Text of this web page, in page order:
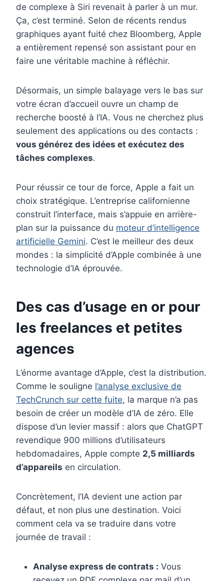
de complexe à Siri revenait à parler à un mur.
Ça, c’est terminé. Selon de récents rendus
graphiques ayant fuité chez Bloomberg, Apple
a entièrement repensé son assistant pour en
faire une véritable machine à réfléchir.
Désormais, un simple balayage vers le bas sur
votre écran d’accueil ouvre un champ de
recherche boosté à l’IA. Vous ne cherchez plus
seulement des applications ou des contacts :
vous générez des idées et exécutez des
tâches complexes.
Pour réussir ce tour de force, Apple a fait un
choix stratégique. L’entreprise californienne
construit l’interface, mais s’appuie en arrière-
plan sur la puissance du moteur d’intelligence
artificielle Gemini. C’est le meilleur des deux
mondes : la simplicité d’Apple combinée à une
technologie d’IA éprouvée.
Des cas d’usage en or pour
les freelances et petites
agences
L’énorme avantage d’Apple, c’est la distribution.
Comme le souligne l’analyse exclusive de
TechCrunch sur cette fuite, la marque n’a pas
besoin de créer un modèle d’IA de zéro. Elle
dispose d’un levier massif : alors que ChatGPT
revendique 900 millions d’utilisateurs
hebdomadaires, Apple compte 2,5 milliards
d’appareils en circulation.
Concrètement, l’IA devient une action par
défaut, et non plus une destination. Voici
comment cela va se traduire dans votre
journée de travail :
Analyse express de contrats : Vous